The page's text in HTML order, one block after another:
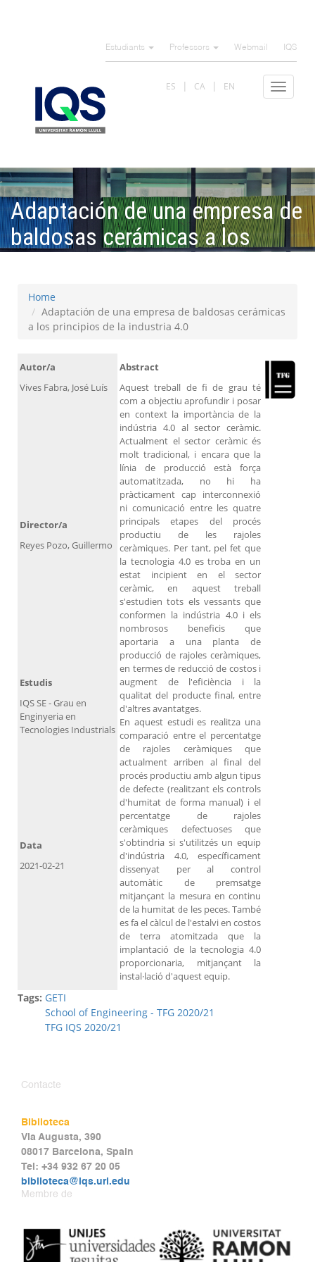
Estudiants Professors Webmail IQS
Toggle
ES CA EN
Adaptación de una empresa de
baldosas cerámicas a los
Home
Adaptación de una empresa de baldosas cerámicas
a los principios de la industria 4.0
Autor/a
Vives Fabra, José Luís
Abstract
Aquest treball de fi de grau té
com a objectiu aprofundir i posar
en context la importància de la
indústria 4.0 al sector ceràmic.
Actualment el sector ceràmic és
molt tradicional, i encara que la
línia de producció està força
automatitzada, no hi ha
pràcticament cap interconnexió
ni comunicació entre les quatre
principals etapes del procés
productiu de les rajoles
ceràmiques. Per tant, pel fet que
la tecnologia 4.0 es troba en un
estat incipient en el sector
ceràmic, en aquest treball
s'estudien tots els vessants que
conformen la indústria 4.0 i els
nombrosos beneficis que
aportaria a una planta de
producció de rajoles ceràmiques,
en termes de reducció de costos i
augment de l'eficiència i la
qualitat del producte final, entre
d'altres avantatges.
En aquest estudi es realitza una
comparació entre el percentatge
de rajoles ceràmiques que
actualment arriben al final del
procés productiu amb algun tipus
de defecte (realitzant els controls
d'humitat de forma manual) i el
percentatge de rajoles
ceràmiques defectuoses que
s'obtindria si s'utilitzés un equip
d'indústria 4.0, específicament
dissenyat per al control
automàtic de premsatge
mitjançant la mesura en continu
de la humitat de les peces. També
es fa el càlcul de l'estalvi en costos
de terra atomitzada que la
implantació de la tecnologia 4.0
proporcionaria, mitjançant la
instal·lació d'aquest equip.
Director/a
Reyes Pozo, Guillermo
Estudis
IQS SE - Grau en
Enginyeria en
Tecnologies Industrials
Data
2021-02-21
Tags: GETI
School of Engineering - TFG 2020/21
TFG IQS 2020/21
Contacte
Biblioteca
Via Augusta, 390
08017 Barcelona, Spain
Tel: +34 932 67 20 05
biblioteca@iqs.url.edu
Membre de